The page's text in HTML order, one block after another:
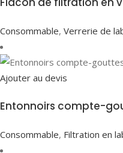
Consommable, Verrerie de
Ajouter au devis
Entonnoirs compte-
Consommable, Filtration en